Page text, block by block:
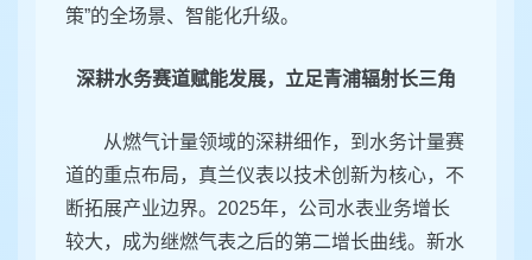
策”的全场景、智能化升级。
深耕水务赛道赋能发展，立足青浦辐射长三角
从燃气计量领域的深耕细作，到水务计量赛
道的重点布局，真兰仪表以技术创新为核心，不
断拓展产业边界。2025年，公司水表业务增长
较大，成为继燃气表之后的第二增长曲线。新水